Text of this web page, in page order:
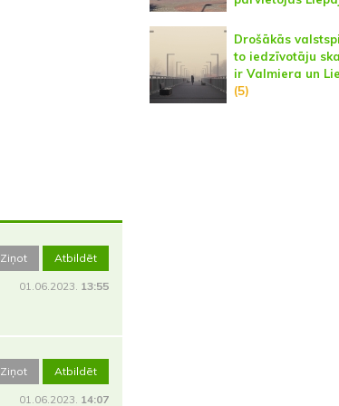
Ziņot Atbildēt
01.06.2023. 13:55
Ziņot Atbildēt
01.06.2023. 14:07
Drošākās
to iedzīvotāju
ir Valmiera un
(5)